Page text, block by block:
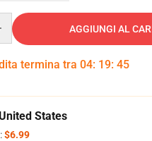
AGGIUNGI AL
termina tra 04: 19: 44
States
$6.99